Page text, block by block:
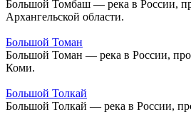
Большой Томбаш — река в России,
Архангельской области.
Большой Томан
Большой Томан — река в России,
Коми.
Большой Толкай
Большой Толкай — река в России,